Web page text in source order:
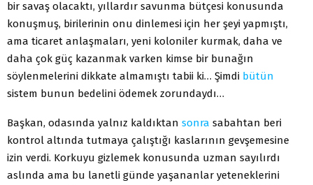
bir savaş olacaktı, yıllardır savunma bütçesi konusunda
konuşmuş, birilerinin onu dinlemesi için her şeyi yapmıştı,
ama ticaret anlaşmaları, yeni koloniler kurmak, daha ve
daha çok güç kazanmak varken kimse bir bunağın
söylenmelerini dikkate almamıştı tabii ki… Şimdi bütün
sistem bunun bedelini ödemek zorundaydı…
Başkan, odasında yalnız kaldıktan sonra sabahtan beri
kontrol altında tutmaya çalıştığı kaslarının gevşemesine
izin verdi. Korkuyu gizlemek konusunda uzman sayılırdı
aslında ama bu lanetli günde yaşananlar yeteneklerini